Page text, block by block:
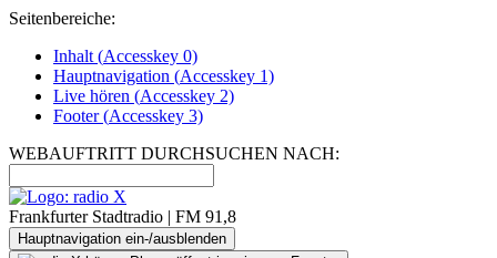
Seitenbereiche:
Inhalt (Accesskey 0)
Hauptnavigation (Accesskey 1)
Live hören (Accesskey 2)
Footer(Accesskey 3)
WEBAUFTRITT DURCHSUCHEN NACH:
Frankfurter Stadtradio | FM 91,8
Hauptnavigation ein-/ausblenden